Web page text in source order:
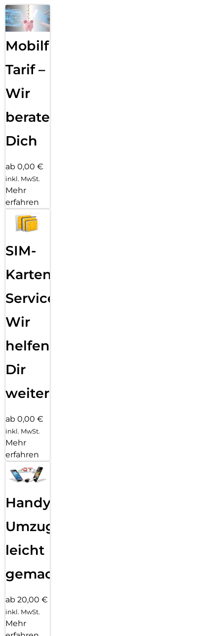
Mobilfunk
Tarif –
Wir
beraten
Dich
ab 0,00 €
inkl. MwSt.
Mehr
erfahren
SIM-
Karten
Service:
Wir
helfen
Dir
weiter
ab 0,00 €
inkl. MwSt.
Mehr
erfahren
Handy
Umzug
leicht
gemacht!
ab 20,00 €
inkl. MwSt.
Mehr